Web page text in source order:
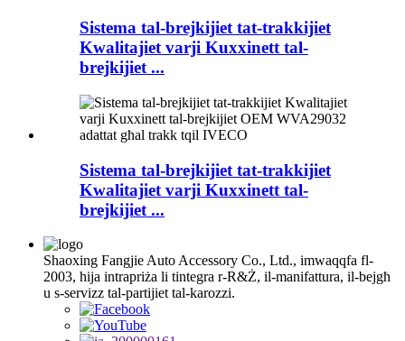
Sistema tal-brejkijiet tat-trakkijiet
Kwalitajiet varji Kuxxinett tal-
brejkijiet ...
Sistema tal-brejkijiet tat-trakkijiet
Kwalitajiet varji Kuxxinett tal-
brejkijiet ...
Shaoxing Fangjie Auto Accessory Co., Ltd., imwaqqfa fl-
2003, hija intrapriża li tintegra r-R&Ż, il-manifattura, il-bejgħ
u s-servizz tal-partijiet tal-karozzi.